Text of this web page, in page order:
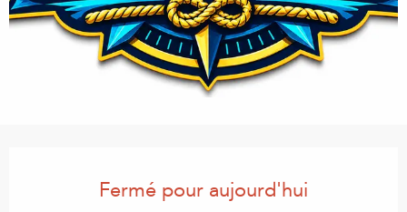
Fermé pour aujourd'hui